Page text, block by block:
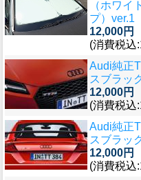
（ホワイ
プ）ver.1
12,000円
(消費税込
Audi純正
スブラッ
12,000円
(消費税込
Audi純正
スブラッ
12,000円
(消費税込